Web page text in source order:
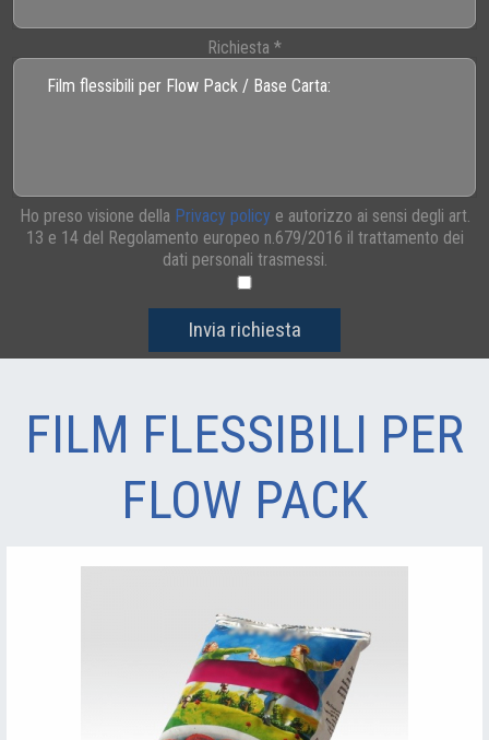
Richiesta *
Ho preso visione della Privacy policy e autorizzo ai sensi degli art.
13 e 14 del Regolamento europeo n.679/2016 il trattamento dei
dati personali trasmessi.
Invia richiesta
FILM FLESSIBILI PER
FLOW PACK